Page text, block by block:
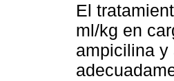
El
ml/kg en
ampicilina y